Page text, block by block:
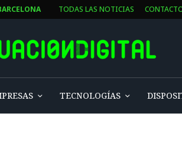
TODAS LAS NOTICIAS
TECNOLOGÍAS